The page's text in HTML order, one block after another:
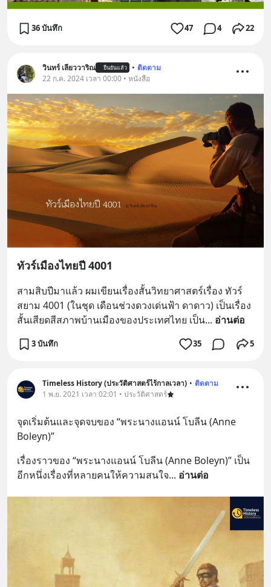
36 บันทึก 47 4 22
วินทร์ เลียววาริณ ยืนยันแล้ว • ติดตาม
22 ก.ค. 2024 เวลา 00:00 • หนังสือ
ทัวร์เมืองไทยปี 4001
สามสิบปีมาแล้ว ผมเขียนเรื่องสั้นวิทยาศาสตร์เรื่อง ทัวร์
สยาม 4001 (ในชุด เดือนช่วงดวงเด่นฟ้า ดาดาว) เป็นเรื่อง
สั้นเสียดสีสภาพบ้านเมืองของประเทศไทย เป็น... อ่านต่อ
3 บันทึก 35 5
Timeless History (ประวัติศาสตร์ไร้กาลเวลา) • ติดตาม
1 พ.ย. 2021 เวลา 02:01 • ประวัติศาสตร์
จุดเริ่มต้นและจุดจบของ “พระนางแอนน์ โบลีน (Anne
Boleyn)”
เรื่องราวของ “พระนางแอนน์ โบลีน (Anne Boleyn)” เป็น
อีกหนึ่งเรื่องที่หลายคนให้ความสนใจ... อ่านต่อ